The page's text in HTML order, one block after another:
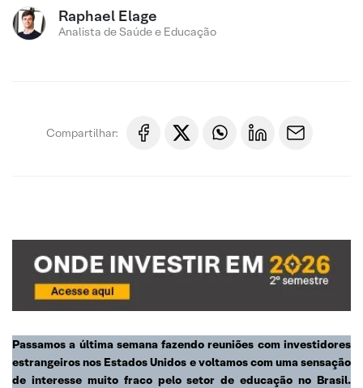
Raphael Elage
Analista de Saúde e Educação
Compartilhar:
Passamos a última semana fazendo reuniões com investidores
estrangeiros nos Estados Unidos e voltamos com uma sensação
de interesse muito fraco pelo setor de educação no Brasil.